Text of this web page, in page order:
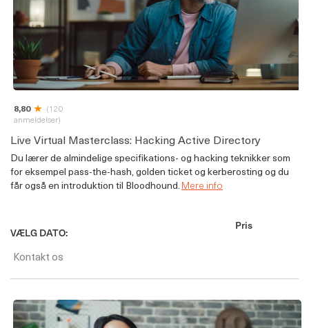
8,80
(120
anmeldelser)
Live Virtual Masterclass: Hacking Active Directory
Du lærer de almindelige specifikations- og hacking teknikker som
for eksempel pass-the-hash, golden ticket og kerberosting og du
får også en introduktion til Bloodhound.Mere info
VÆLG DATO:
Kontakt os
Pris